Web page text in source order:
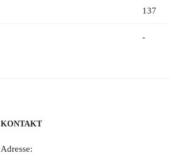
137
-
KONTAKT
Adresse: